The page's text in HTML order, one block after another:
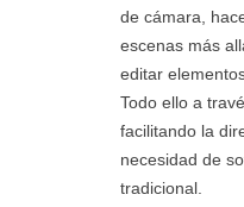
de cámara,
escenas más
editar
Todo ello a
facilitando la
necesidad de
tradicional.